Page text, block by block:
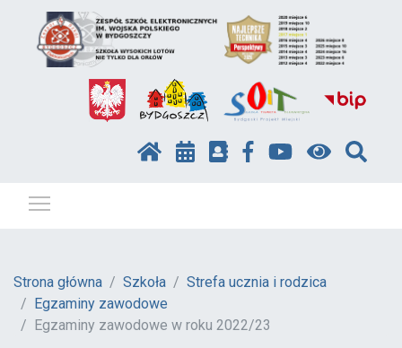
Strona główna Szkoła
Strefa ucznia i rodzica
Egzaminy zawodowe
Egzaminy zawodowe w roku 2022/23